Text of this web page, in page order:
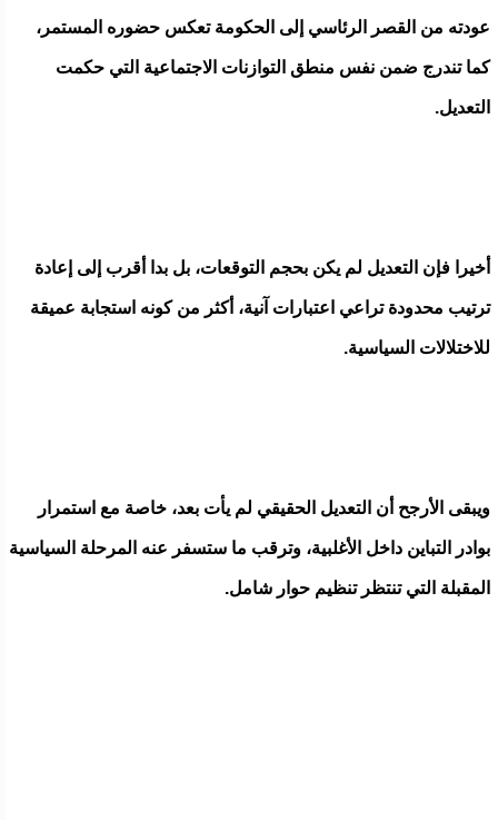
عودته من القصر الرئاسي إلى الحكومة تعكس حضوره المستمر،
كما تندرج ضمن نفس منطق التوازنات الاجتماعية التي حكمت
التعديل.
أخيرا فإن التعديل لم يكن بحجم التوقعات، بل بدا أقرب إلى إعادة
ترتيب محدودة تراعي اعتبارات آنية، أكثر من كونه استجابة عميقة
للاختلالات السياسية.
ويبقى الأرجح أن التعديل الحقيقي لم يأت بعد، خاصة مع استمرار
بوادر التباين داخل الأغلبية، وترقب ما ستسفر عنه المرحلة السياسية
المقبلة التي تنتظر تنظيم حوار شامل.